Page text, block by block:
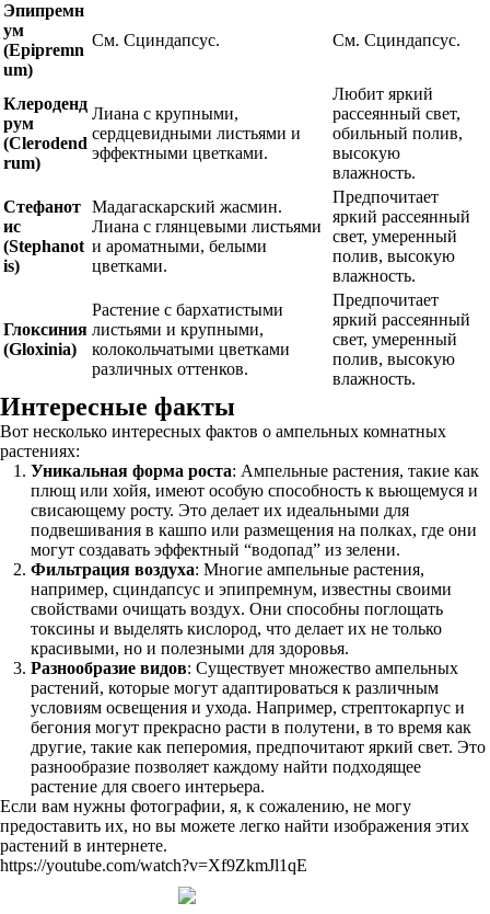
Эпипремн
ум
(Epipremn
um)
См. Сциндапсус. См. Сциндапсус.
Клероденд
рум
(Clerodend
rum)
Лиана с крупными,
сердцевидными листьями и
эффектными цветками.
Любит яркий
рассеянный свет,
обильный полив,
высокую
влажность.
Стефанот
ис
(Stephanot
is)
Мадагаскарский жасмин.
Лиана с глянцевыми листьями
и ароматными, белыми
цветками.
Предпочитает
яркий рассеянный
свет, умеренный
полив, высокую
влажность.
Глоксиния
(Gloxinia)
Растение с бархатистыми
листьями и крупными,
колокольчатыми цветками
различных оттенков.
Предпочитает
яркий рассеянный
свет, умеренный
полив, высокую
влажность.
Интересные факты
Вот несколько интересных фактов о ампельных комнатных
растениях:
Уникальная форма роста: Ампельные растения, такие как
плющ или хойя, имеют особую способность к вьющемуся и
свисающему росту. Это делает их идеальными для
подвешивания в кашпо или размещения на полках, где они
могут создавать эффектный “водопад” из зелени.
Фильтрация воздуха: Многие ампельные растения,
например, сциндапсус и эпипремнум, известны своими
свойствами очищать воздух. Они способны поглощать
токсины и выделять кислород, что делает их не только
красивыми, но и полезными для здоровья.
Разнообразие видов: Существует множество ампельных
растений, которые могут адаптироваться к различным
условиям освещения и ухода. Например, стрептокарпус и
бегония могут прекрасно расти в полутени, в то время как
другие, такие как пеперомия, предпочитают яркий свет. Это
разнообразие позволяет каждому найти подходящее
растение для своего интерьера.
Если вам нужны фотографии, я, к сожалению, не могу
предоставить их, но вы можете легко найти изображения этих
растений в интернете.
https://youtube.com/watch?v=Xf9ZkmJl1qE